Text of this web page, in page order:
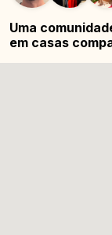
Uma
em casas